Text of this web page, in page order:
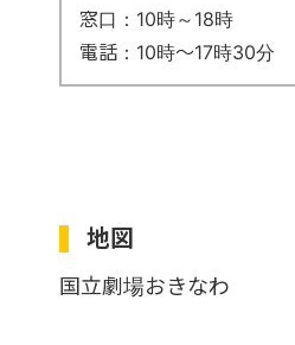
窓口：10時～18時
電話：10時～17時30分
地図
国立劇場おきなわ